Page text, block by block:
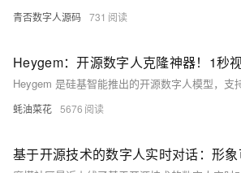
青否数字人源码 731
蚝油菜花 5676